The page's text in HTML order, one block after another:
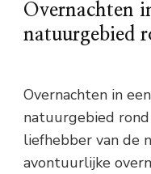
Overnachten
natuurgebied
Overnachten in
natuurgebied
liefhebber van de
avontuurlijke